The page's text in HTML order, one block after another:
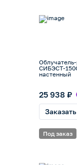
СИБЭСТ-150С 150
настенный
25 938 ₽
Заказать
Под заказ